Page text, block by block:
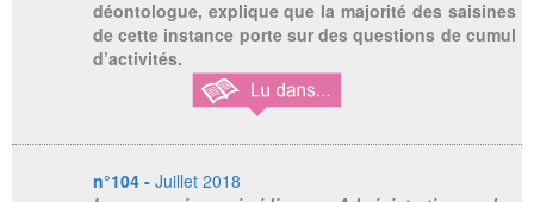
déontologue, explique que la majorité des saisines
de cette instance porte sur des questions de cumul
d’activités.
n°104 - Juillet 2018